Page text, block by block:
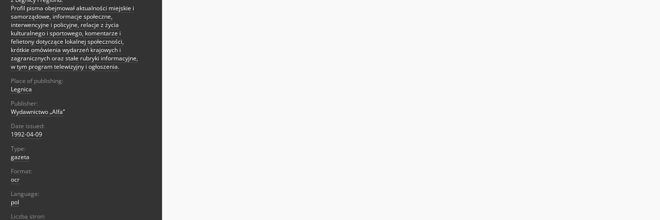
Profil pisma obejmował aktualności miejskie i
samorządowe, informacje społeczne,
interwencyjne i policyjne, relacje z życia
kulturalnego i sportowego, komentarze i
felietony dotyczące lokalnej społeczności,
krótkie omówienia wydarzeń krajowych i
zagranicznych oraz stałe rubryki informacyjne,
w tym program telewizyjny i ogłoszenia.
Place of publishing:
Legnica
Publisher:
Wydawnictwo „Alfa”
Date issued:
1992-04-09
Type:
gazeta
Format:
ocr
Language:
pol
Liczba stron: